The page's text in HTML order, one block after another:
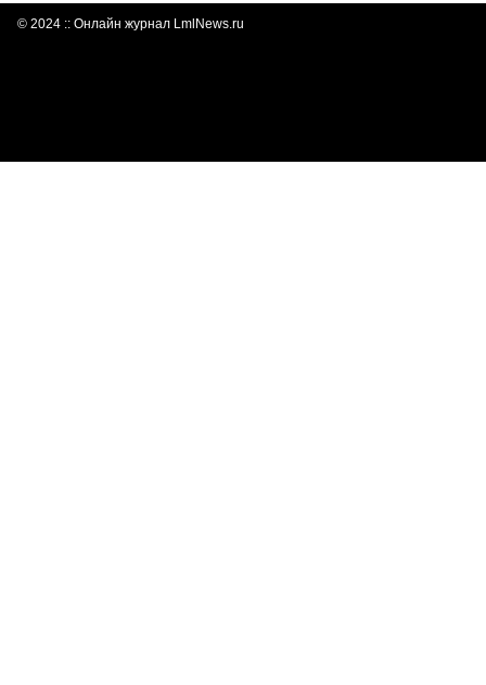
© 2024 :: Онлайн журнал LmlNews.ru